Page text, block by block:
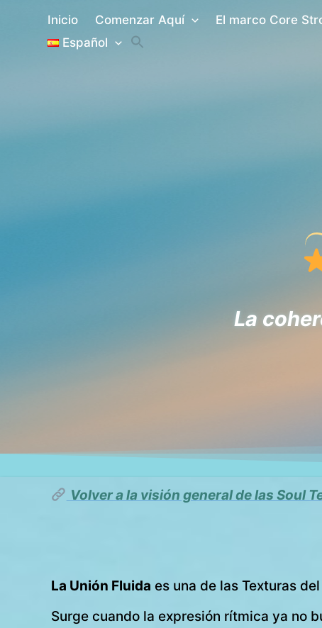
Inicio Comenzar Aquí El marco Core
Español
La
Volver a la visión general de las Soul
La Unión Fluida es una de las Texturas
Surge cuando la expresión rítmica ya no